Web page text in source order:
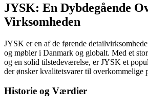
JYSK: En Dybdegående
Virksomheden
JYSK er en af de førende
og møbler i Danmark og globalt. Med et
og en solid tilstedeværelse, er JYSK et
der ønsker kvalitetsvarer til overkommelige
Historie og Værdier